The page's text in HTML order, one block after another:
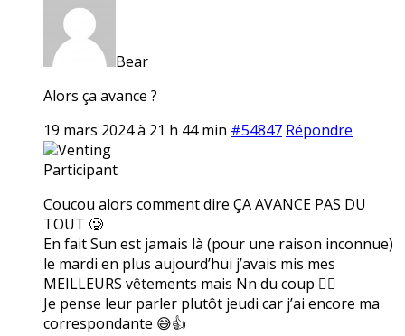
Bear
Alors ça avance ?
19 mars 2024 à 21 h 44 min #54847 Répondre
Venting
Participant
Coucou alors comment dire ÇA AVANCE PAS DU
TOUT 🥲
En fait Sun est jamais là (pour une raison inconnue)
le mardi en plus aujourd’hui j’avais mis mes
MEILLEURS vêtements mais Nn du coup 🤷‍♀️
Je pense leur parler plutôt jeudi car j’ai encore ma
correspondante 😅👍